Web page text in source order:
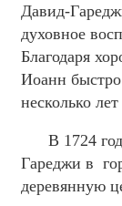
Давид-
духовное
Благодаря
Иоанн
несколько
В 1724
Гареджи в
деревянную